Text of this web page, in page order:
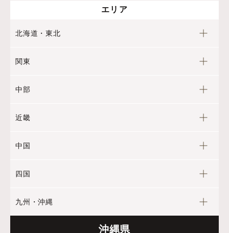
エリア
北海道・東北
関東
中部
近畿
中国
四国
九州・沖縄
沖縄県